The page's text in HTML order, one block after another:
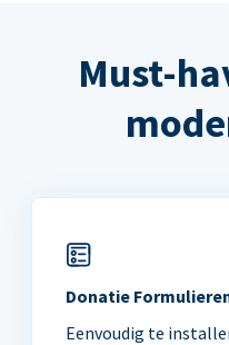
Must-
Donatie
Eenvoudig te